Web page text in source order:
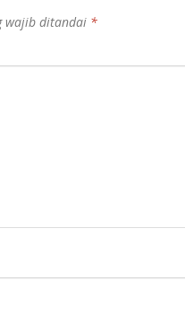
wajib ditandai *